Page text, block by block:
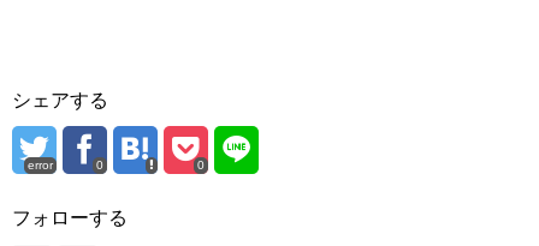
シェアする
error 0 0
フォローする